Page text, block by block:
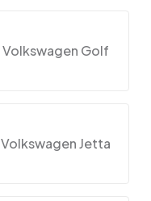
Volkswagen Golf
Volkswagen Jetta